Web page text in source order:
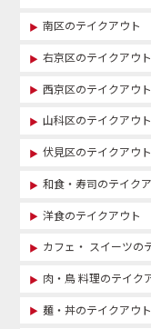
南区のテイクアウト
右京区のテイクアウト
西京区のテイクアウト
山科区のテイクアウト
伏見区のテイクアウト
和食・寿司のテイク
洋食のテイクアウト
カフェ・ スイーツの
肉・鳥 料理のテイク
麺・丼のテイクアウト